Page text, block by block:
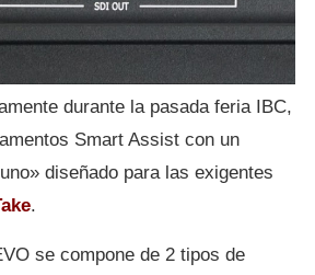
durante la pasada feria IBC,
Smart Assist con un
diseñado para las exigentes
.
se compone de 2 tipos de